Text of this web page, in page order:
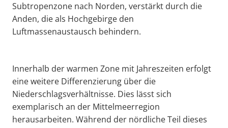
Subtropenzone nach Norden, verstärkt durch die
Anden, die als Hochgebirge den
Luftmassenaustausch behindern.
Innerhalb der warmen Zone mit Jahreszeiten erfolgt
eine weitere Differenzierung über die
Niederschlagsverhältnisse. Dies lässt sich
exemplarisch an der Mittelmeerregion
herausarbeiten. Während der nördliche Teil dieses